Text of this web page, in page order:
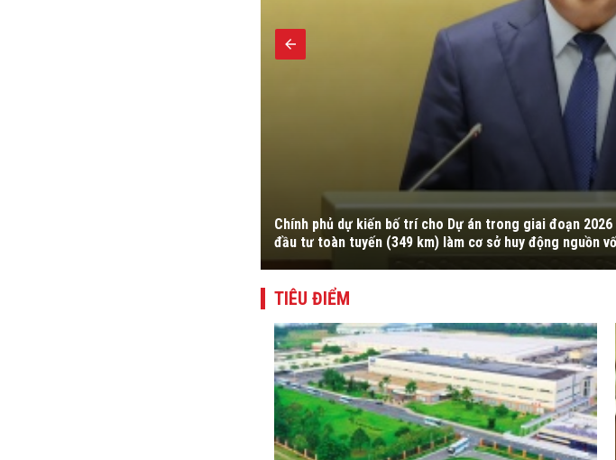
Chính phủ dự kiến bố trí cho Dự án trong giai đoạn
đầu tư toàn tuyến (349 km) làm cơ sở huy động nguồn
TIÊU ĐIỂM